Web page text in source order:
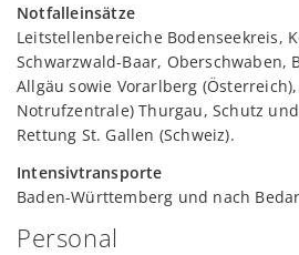
Notfalleinsätze
Leitstellenbereiche Bodenseekreis,
Schwarzwald-Baar, Oberschwaben,
Allgäu sowie Vorarlberg
Notrufzentrale) Thurgau, Schutz
Rettung St. Gallen (Schweiz).
Intensivtransporte
Baden-Württemberg und nach
Personal